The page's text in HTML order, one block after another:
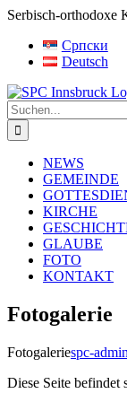
Skip
content
Serbisch-orthodoxe
Српски
Deutsch
Suche
nach:
NEWS
GEMEINDE
KIRCHE
GLAUBE
FOTO
KONTAKT
Fotogalerie
Fotogaleriespc-admin
Diese Seite befindet